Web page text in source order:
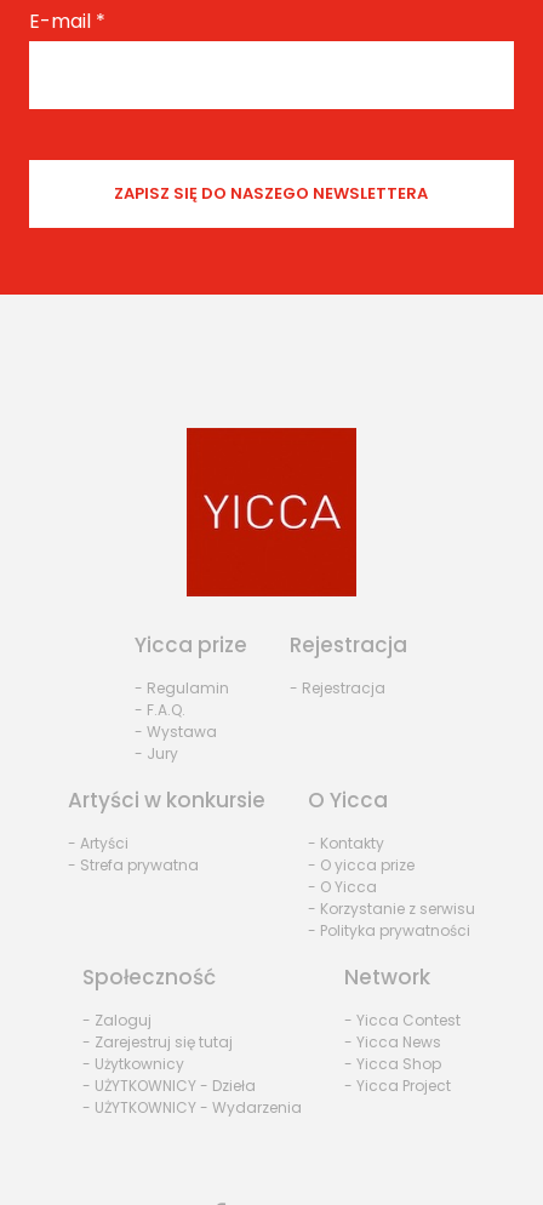
E-mail *
Yicca prize
- Regulamin
- F.A.Q.
- Wystawa
- Jury
Rejestracja
- Rejestracja
Artyści w konkursie
- Artyści
- Strefa prywatna
O Yicca
- Kontakty
- O yicca prize
- O Yicca
- Korzystanie z serwisu
- Polityka prywatności
Społeczność
- Zaloguj
- Zarejestruj się tutaj
- Użytkownicy
- UŻYTKOWNICY - Dzieła
- UŻYTKOWNICY - Wydarzenia
Network
- Yicca Contest
- Yicca News
- Yicca Shop
- Yicca Project